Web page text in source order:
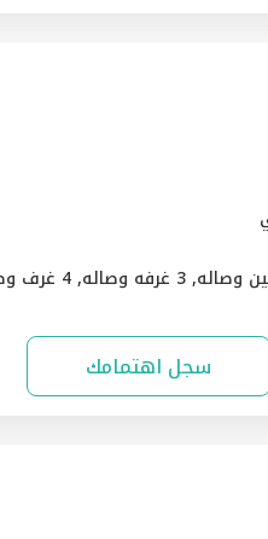
استوديو, غرفه وصاله, غرفتين
سجل اهتمامك